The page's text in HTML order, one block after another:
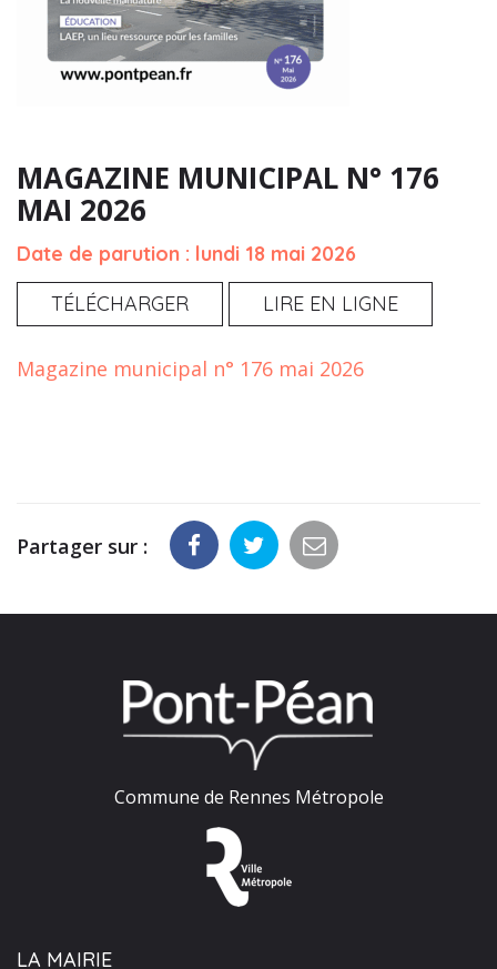
MAGAZINE MUNICIPAL N° 176
MAI 2026
Date de parution : lundi 18 mai 2026
TÉLÉCHARGER
LIRE EN LIGNE
Magazine municipal n° 176 mai 2026
Partager sur :
Commune de Rennes Métropole
LA MAIRIE